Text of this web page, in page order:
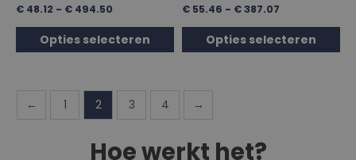
€ 48.12 - € 494.50
Opties selecteren
€ 55.46 - €387.07
Opties selecteren
← 1 2 3 4 →
Hoe werkt het?